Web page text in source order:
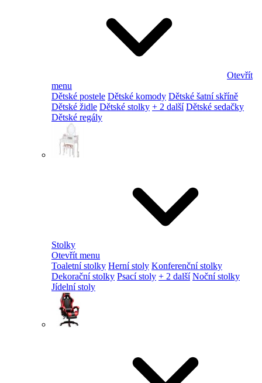
Otevřít
menu
Dětské postele Dětské komody Dětské šatní skříně
Dětské židle Dětské stolky + 2 další Dětské sedačky
Dětské regály
Stolky
Otevřít menu
Toaletní stolky Herní stoly Konferenční stolky
Dekorační stolky Psací stoly + 2 další Noční stolky
Jídelní stoly